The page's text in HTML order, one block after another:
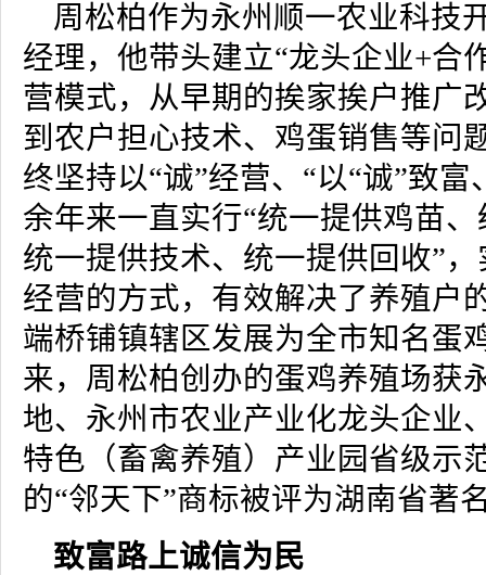
周松柏作为永州顺一农业科技
经理，他带头建立“龙头企业+合
营模式，从早期的挨家挨户推广
到农户担心技术、鸡蛋销售等问
终坚持以“诚”经营、“以“诚”致富
余年来一直实行“统一提供鸡苗
统一提供技术、统一提供回收”
经营的方式，有效解决了养殖户
端桥铺镇辖区发展为全市知名蛋
来，周松柏创办的蛋鸡养殖场获
地、永州市农业产业化龙头企业
特色（畜禽养殖）产业园省级示
的“邻天下”商标被评为湖南省著
致富路上诚信为民